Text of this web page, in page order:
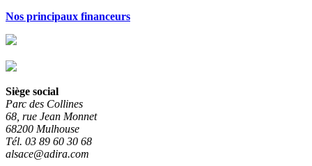
Nos principaux financeurs
Siège social
Parc des Collines
68, rue Jean Monnet
68200 Mulhouse
Tél. 03 89 60 30 68
alsace@adira.com